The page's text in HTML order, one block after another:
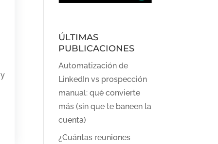
ÚLTIMAS
PUBLICACIONES
Automatización de
LinkedIn vs prospección
manual: qué convierte
más (sin que te baneen la
cuenta)
¿Cuántas reuniones